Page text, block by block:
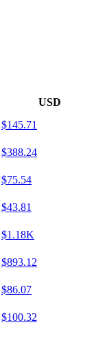
USD
$145.71
$388.24
$75.54
$43.81
$1.18K
$893.12
$86.07
$100.32